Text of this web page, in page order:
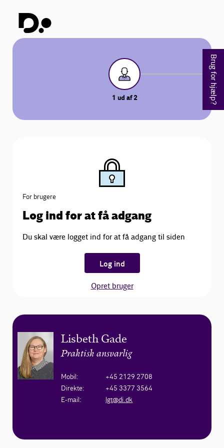
1 ud af 2
For brugere
Log ind for at få adgang
Du skal være logget ind for at få adgang til siden
Log ind
Opret bruger
Brug for hjælp?
Lisbeth Gade
Praktisk ansvarlig
Mobil:
+45 2129 2708
Direkte:
+45 3377 3564
E-mail: lgt@di.dk